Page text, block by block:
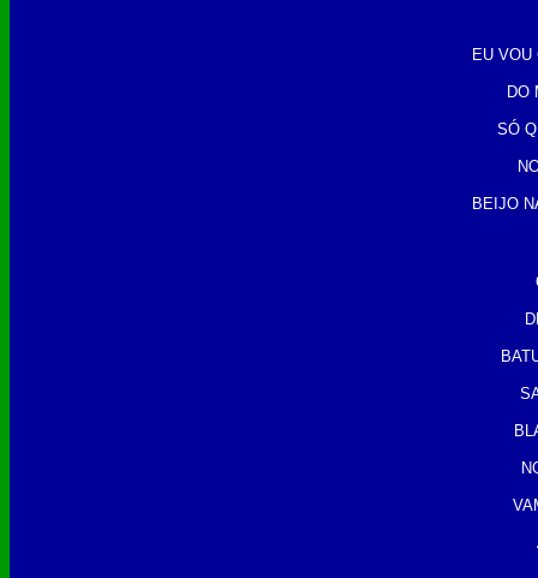
EU VOU
DO
SÓ
BEIJO